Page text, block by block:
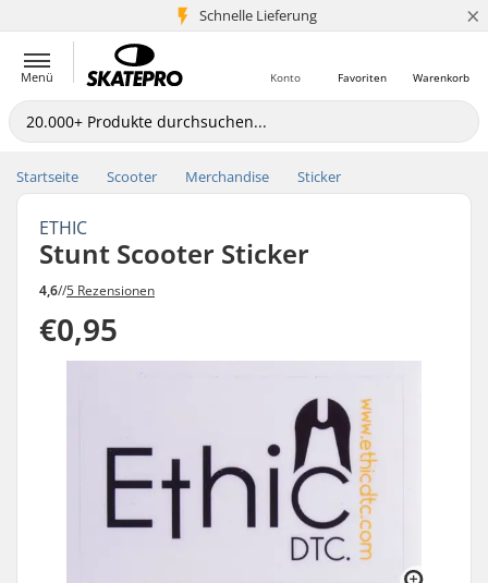
Schnelle Lieferung
5+ Mio. Kunden ×
Menü Warenkorb
Favoriten
Konto
Startseite Scooter Merchandise Sticker
ETHIC
Stunt Scooter Sticker
4,6//5 Rezensionen
€0,95